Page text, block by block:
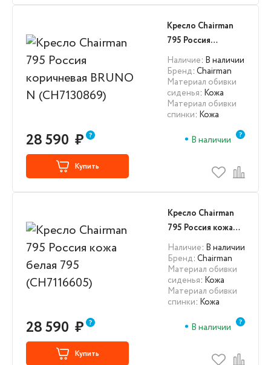
Кресло Chairman
795 Россия
коричневая
BRUNO N
(CH7130869)
Наличие: В наличии
Бренд: Chairman
Материал обивки
сиденья: Кожа
Материал обивки
спинки: Кожа
28 590 ₽ В наличии
Купить
Кресло Chairman
795 Россия кожа
белая 795
(CH7116605)
Наличие: В наличии
Бренд: Chairman
Материал обивки
сиденья: Кожа
Материал обивки
спинки: Кожа
28 590 ₽ В наличии
Купить